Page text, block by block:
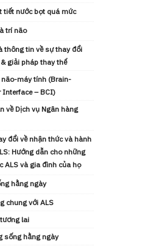
tiết nước bọt quá mức
trí não
thông tin về sự thay đổi
giải pháp thay thế
não-máy tính (Brain-
Interface – BCI)
về Dịch vụ Ngân hàng
đổi về nhận thức và hành
Hướng dẫn cho những
ALS và gia đình của họ
hằng ngày
chung với ALS
lai
sống hằng ngày